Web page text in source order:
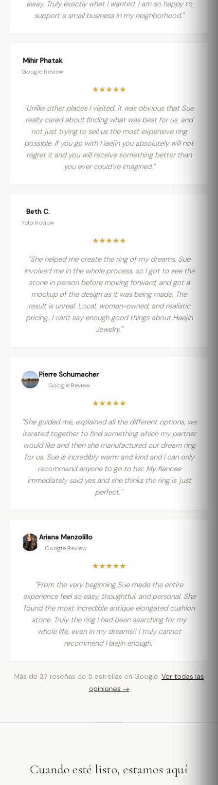
away. Truly exactly what I wanted. I am so happy to
support a small business in my neighborhood."
Mihir Phatak
Google Review
★★★★★
"Unlike other places I visited, it was obvious that Sue
really cared about finding what was best for us, and
not just trying to sell us the most expensive ring
possible. If you go with Haejin you absolutely will not
regret it and you will receive something better than
you ever could've imagined."
Beth C.
Yelp Review
★★★★★
"She helped me create the ring of my dreams. Sue
involved me in the whole process, so I got to see the
stone in person before moving forward, and got a
mockup of the design as it was being made. The
result is unreal. Local, woman-owned, and realistic
pricing...I can't say enough good things about Haejin
Jewelry."
Pierre Schumacher
Google Review
★★★★★
"She guided me, explained all the different options, we
iterated together to find something which my partner
would like and then she manufactured our dream ring
for us. Sue is incredibly warm and kind and I can only
recommend anyone to go to her. My fiancee
immediately said yes and she thinks the ring is 'just
perfect.'"
Ariana Manzolillo
Google Review
★★★★★
"From the very beginning Sue made the entire
experience feel so easy, thoughtful, and personal. She
found the most incredible antique elongated cushion
stone. Truly the ring I had been searching for my
whole life, even in my dreams!! I truly cannot
recommend Haejin enough."
Más de 37 reseñas de 5 estrellas en Google. Ver todas las
opiniones →
Cuando esté listo, estamos aquí